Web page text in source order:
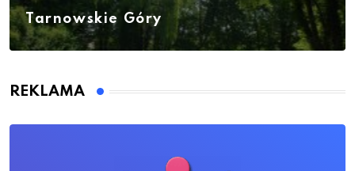
Tarnowskie Góry
REKLAMA